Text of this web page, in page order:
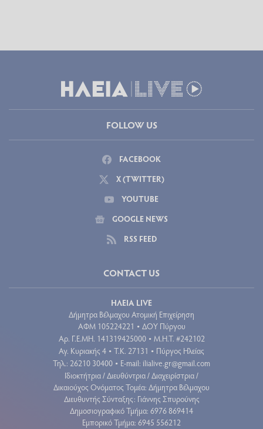
FOLLOW US
FACEBOOK
X (TWITTER)
YOUTUBE
GOOGLE NEWS
RSS FEED
CONTACT US
ΗΛΕΙΑ LIVE
Δήμητρα Βέλμαχου Ατομική Επιχείρηση
ΑΦΜ 105224221 • ΔΟΥ Πύργου
Aρ. Γ.Ε.ΜΗ. 141319425000 • Μ.Η.Τ. #242102
Αγ. Κυριακής 4 • Τ.Κ. 27131 • Πύργος Ηλείας
Τηλ.: 26210 30400 • E-mail: ilialive.gr@gmail.com
Ιδιοκτήτρια / Διευθύντρια / Διαχειρίστρια /
Δικαιούχος Ονόματος Τομέα: Δήμητρα Βέλμαχου
Διευθυντής Σύνταξης: Γιάννης Σπυρούνης
Δημοσιογραφικό Τμήμα: 6976 869414
Εμπορικό Τμήμα: 6945 556212